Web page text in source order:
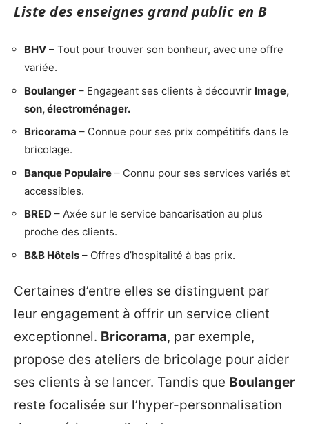
Liste des enseignes grand public en B
BHV – Tout pour trouver son bonheur, avec une offre
variée.
Boulanger – Engageant ses clients à découvrir Image,
son, électroménager.
Bricorama – Connue pour ses prix compétitifs dans le
bricolage.
Banque Populaire – Connu pour ses services variés et
accessibles.
BRED – Axée sur le service bancarisation au plus
proche des clients.
B&B Hôtels – Offres d’hospitalité à bas prix.
Certaines d’entre elles se distinguent par
leur engagement à offrir un service client
exceptionnel. Bricorama, par exemple,
propose des ateliers de bricolage pour aider
ses clients à se lancer. Tandis que Boulanger
reste focalisée sur l’hyper-personnalisation